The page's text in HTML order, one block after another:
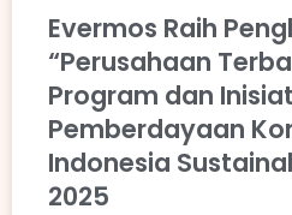
Evermos Raih
“Perusahaan
Program dan
Pemberdayaan
Indonesia
2025